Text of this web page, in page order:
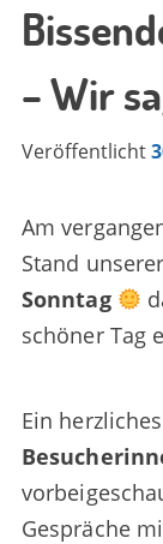
– Wir
Veröffentlicht
Am
Stand
Sonntag
schöner Tag
Ein herzliches
Gespräche